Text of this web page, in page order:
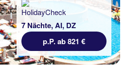
7 Nächte, AI, DZ
p.P. ab 821 €